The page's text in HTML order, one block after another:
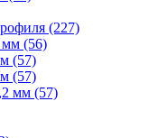
(227)
мм (56)
(57)
(57)
мм (57)